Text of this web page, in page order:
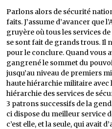
Parlons alors de sécurité
faits. J’assume d’avancer que
gruyère où tous les services
se sont fait de grands trous. Il
pour le conclure. Quand vous
gangrené le sommet du
jusqu’au niveau de premiers
haute hiérarchie militaire avec
hiérarchie des services de
3 patrons successifs de la
ci dispose du meilleur service
c’est elle, et la seule, qui avait